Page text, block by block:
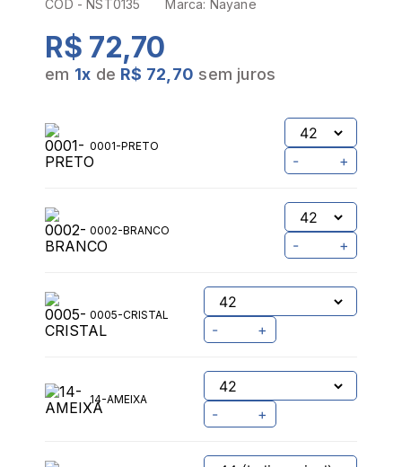
CÓD -NST0135 Marca: Nayane
R$ 72,70
em 1x de R$ 72,70 sem juros
0001-PRETO
- +
0002-BRANCO
- +
0005-CRISTAL
- +
14-AMEIXA
- +